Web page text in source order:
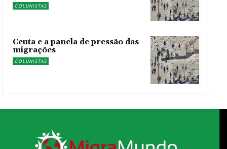
COLUNISTAS
Ceuta e a panela de pressão das
migrações
COLUNISTAS